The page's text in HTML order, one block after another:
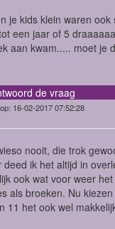
je kids klein waren ook
een jaar of 5
aan kwam..... moet je
de vraag
16-02-2017 07:52:28
nooit, die trok
deed ik het altijd in
ook wat voor weer
als broeken. Nu
11 het ook wel